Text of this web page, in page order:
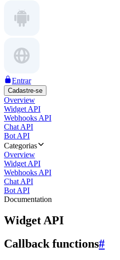
Entrar
Cadastre-se
Overview
Widget API
Webhooks API
Chat API
Bot API
Categorias
Overview
Widget API
Webhooks API
Chat API
Bot API
Documentation
Widget API
Callback functions#